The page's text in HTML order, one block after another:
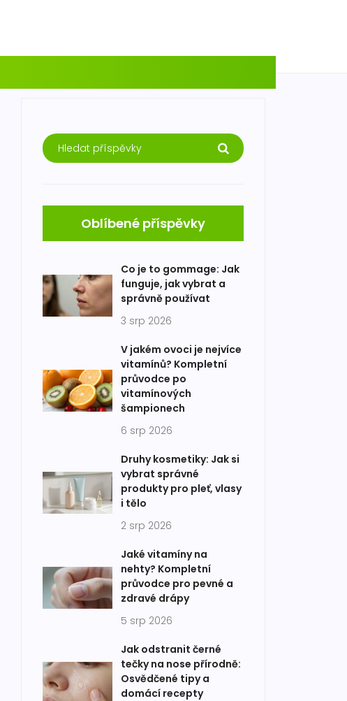
Oblíbené příspěvky
Co je to gommage: Jak
funguje, jak vybrat a
správně používat
3 srp 2026
V jakém ovoci je nejvíce
vitamínů? Kompletní
průvodce po
vitamínových
šampionech
6 srp 2026
Druhy kosmetiky: Jak si
vybrat správné
produkty pro pleť, vlasy
i tělo
2 srp 2026
Jaké vitamíny na
nehty? Kompletní
průvodce pro pevné a
zdravé drápy
5 srp 2026
Jak odstranit černé
tečky na nose přírodně:
Osvědčené tipy a
domácí recepty